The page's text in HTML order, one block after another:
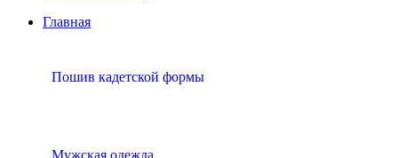
Главная
Пошив кадетской формы
Мужская одежда